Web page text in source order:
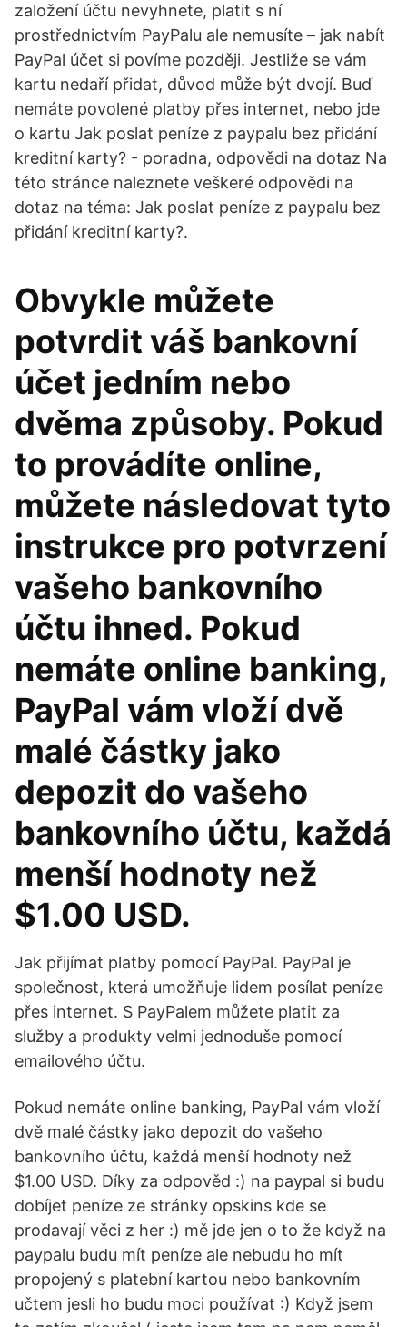
založení účtu nevyhnete, platit s ní
prostřednictvím PayPalu ale nemusíte – jak nabít
PayPal účet si povíme později. Jestliže se vám
kartu nedaří přidat, důvod může být dvojí. Buď
nemáte povolené platby přes internet, nebo jde
o kartu Jak poslat peníze z paypalu bez přidání
kreditní karty? - poradna, odpovědi na dotaz Na
této stránce naleznete veškeré odpovědi na
dotaz na téma: Jak poslat peníze z paypalu bez
přidání kreditní karty?.
Obvykle můžete
potvrdit váš bankovní
účet jedním nebo
dvěma způsoby. Pokud
to provádíte online,
můžete následovat tyto
instrukce pro potvrzení
vašeho bankovního
účtu ihned. Pokud
nemáte online banking,
PayPal vám vloží dvě
malé částky jako
depozit do vašeho
bankovního účtu, každá
menší hodnoty než
$1.00 USD.
Jak přijímat platby pomocí PayPal. PayPal je
společnost, která umožňuje lidem posílat peníze
přes internet. S PayPalem můžete platit za
služby a produkty velmi jednoduše pomocí
emailového účtu.
Pokud nemáte online banking, PayPal vám vloží
dvě malé částky jako depozit do vašeho
bankovního účtu, každá menší hodnoty než
$1.00 USD. Díky za odpověd :) na paypal si budu
dobíjet peníze ze stránky opskins kde se
prodavají věci z her :) mě jde jen o to že když na
paypalu budu mít peníze ale nebudu ho mít
propojený s platební kartou nebo bankovním
učtem jesli ho budu moci používat :) Když jsem